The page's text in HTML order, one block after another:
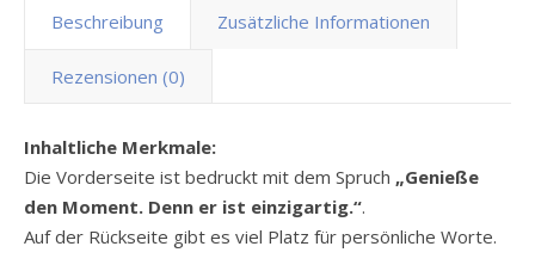
Beschreibung Zusätzliche Informationen
Rezensionen (0)
Inhaltliche Merkmale:
Die Vorderseite ist bedruckt mit dem Spruch „Genieße
den Moment. Denn er ist einzigartig.“.
Auf der Rückseite gibt es viel Platz für persönliche Worte.